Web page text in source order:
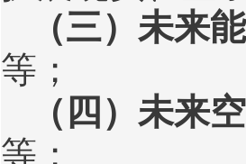
（三）未来
等；
（四）未来
等；